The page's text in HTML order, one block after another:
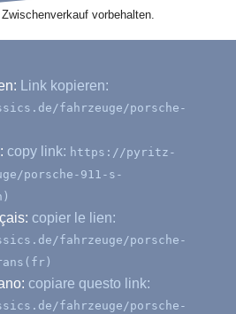
vorbehalten.
Link kopieren:
fahrzeuge/porsche-
copy link: https://pyritz-
porsche-911-s-
copier le lien:
fahrzeuge/porsche-
copiare questo link:
fahrzeuge/porsche-